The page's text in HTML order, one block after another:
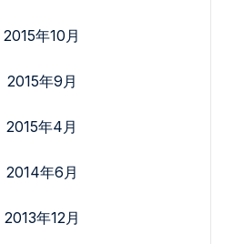
2015年10月
2015年9月
2015年4月
2014年6月
2013年12月